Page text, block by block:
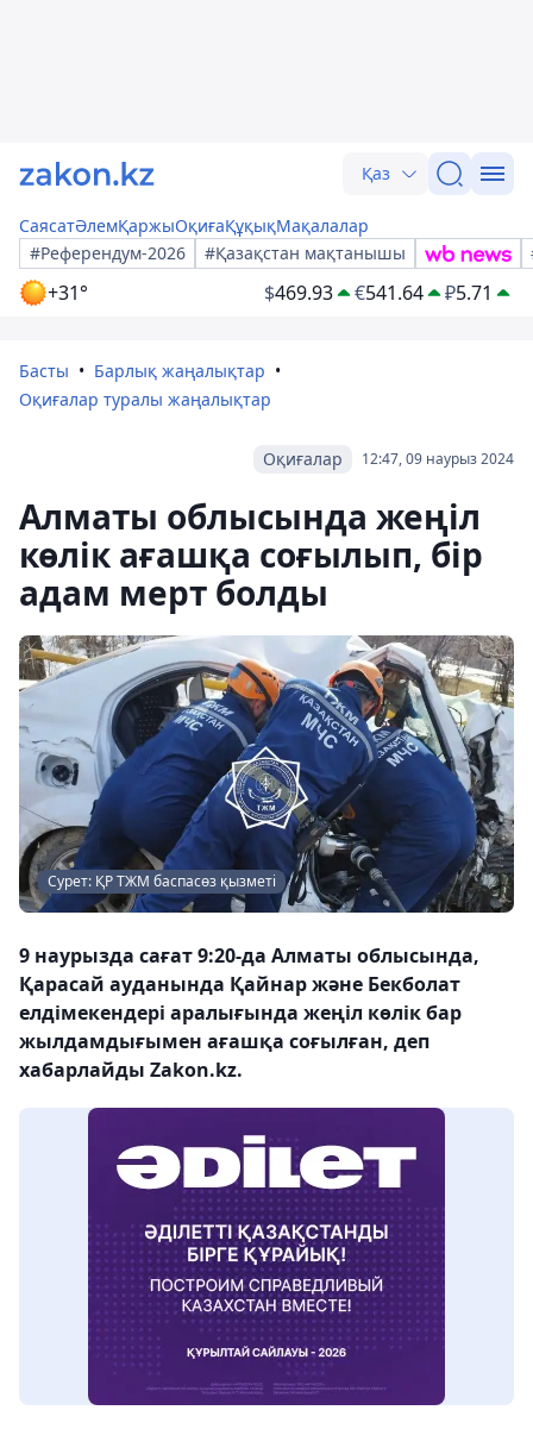
Қаз
СаясатӘлемҚаржыОқиғаҚұқықМақалалар
#Референдум-2026
#Қазақстан мақтанышы
+31° $469.93 €541.64 ₽5.71
Басты
Барлық жаңалықтар
Оқиғалар туралы жаңалықтар
12:47, 09 наурыз 2024
Оқиғалар
Алматы облысында жеңіл
көлік ағашқа соғылып, бір
адам мерт болды
Сурет: ҚР ТЖМ баспасөз қызметі
9 наурызда сағат 9:20-да Алматы облысында,
Қарасай ауданында Қайнар және Бекболат
елдімекендері аралығында жеңіл көлік бар
жылдамдығымен ағашқа соғылған, деп
хабарлайды Zakon.kz.